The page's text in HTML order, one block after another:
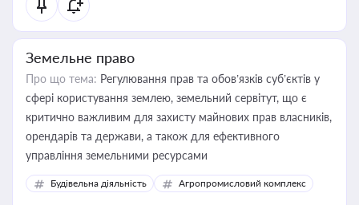
Земельне право
Про що тема: Регулювання прав та обов’язків суб’єктів у
сфері користування землею, земельний сервітут, що є
критично важливим для захисту майнових прав власників,
орендарів та держави, а також для ефективного
управління земельними ресурсами
Будівельна діяльність Агропромисловий комплекс